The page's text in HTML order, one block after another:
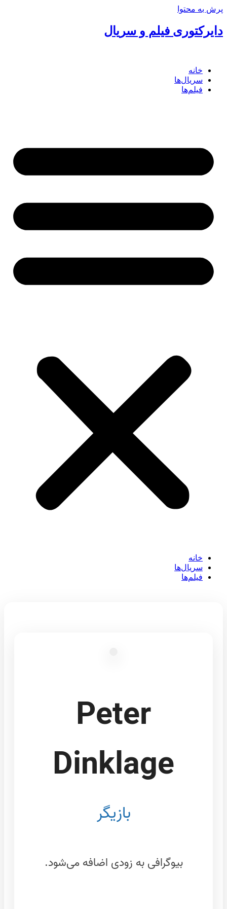
پرش به محتوا
دایرکتوری فیلم و سریال
خانه
سریال‌ها
فیلم‌ها
خانه
سریال‌ها
فیلم‌ها
Peter
Dinklage
بازیگر
بیوگرافی به زودی اضافه می‌شود.